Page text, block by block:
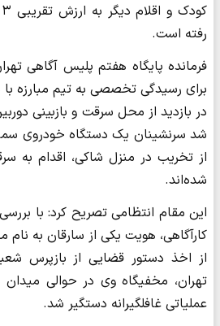
رفته است.
فرمانده پایگاه هفتم پلیس آگاهی
برای رسیدگی تخصصی به تیم مبارزه
در بازدید از محل سرقت و بازبینی
شد سرنشینان یک دستگاه خودروی
از تخریب در منزل شاکی، اقدام به
شده‌اند.
این مقام انتظامی تصریح کرد: با
کارآگاهی، هویت یکی از سارقان به
تهران، مخفیگاه وی در حوالی
عملیاتی غافلگیرانه دستگیر شد.